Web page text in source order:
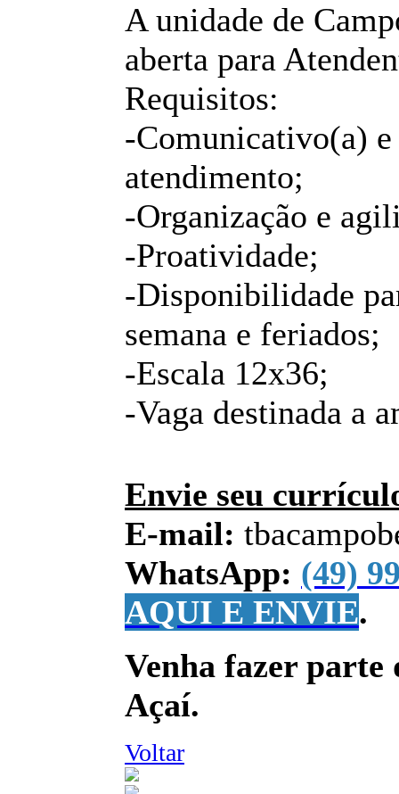
A unidade de
aberta para
Requisitos:
-Comunicativo(a)
atendimento;
-Organização e
-Proatividade;
-Disponibilidade
semana e feriados;
-Escala 12x36;
-Vaga destinada a
Envie seu
E-mail:
WhatsApp: (49)
AQUI E ENVIE.
Venha fazer parte
Açaí.
Voltar